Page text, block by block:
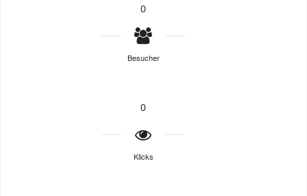
0
Besucher
0
Klicks